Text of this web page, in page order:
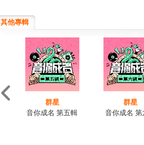
其他專輯
群星
音你成名 第五輯
群星
音你成名 第